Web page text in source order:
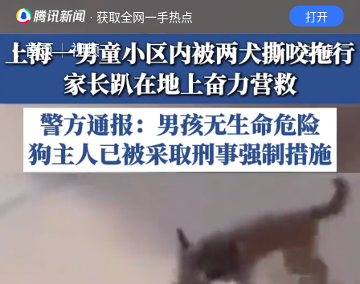
· 获取全网一手热点 打开
首页 视频 无障碍